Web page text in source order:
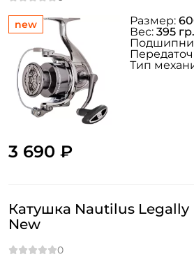
new
3 690 ₽
Размер:
Вес: 395 гр.
Тип
Катушка Nautilus Legally
New